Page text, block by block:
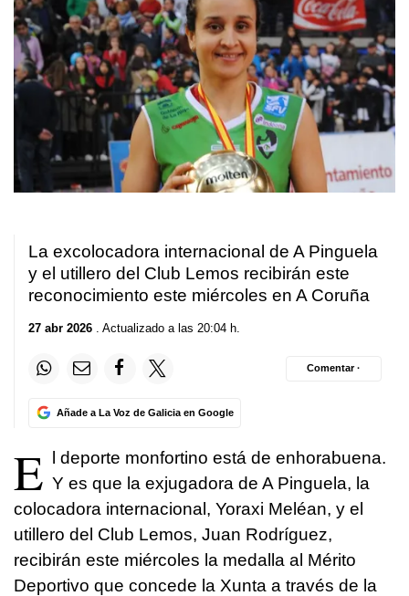
La excolocadora internacional de A Pinguela
y el utillero del Club Lemos recibirán este
reconocimiento este miércoles en A Coruña
27 abr 2026 . Actualizado a las 20:04 h.
Añade a La Voz de Galicia en Google
Comentar ·
E l deporte monfortino está de enhorabuena.
Y es que la exjugadora de A Pinguela, la
colocadora internacional, Yoraxi Meléan, y el
utillero del Club Lemos, Juan Rodríguez,
recibirán este miércoles la medalla al Mérito
Deportivo que concede la Xunta a través de la